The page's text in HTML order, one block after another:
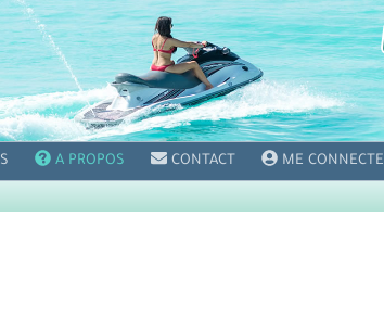
A PROPOS CONTACT ME